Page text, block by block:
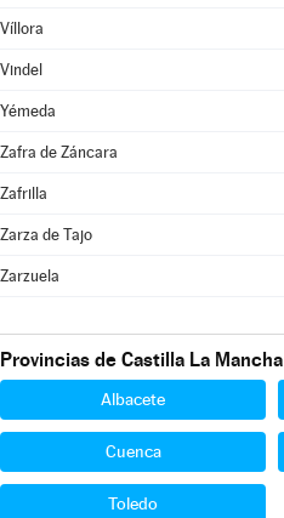
Víllora
Vindel
Yémeda
Zafra de Záncara
Zafrilla
Zarza de Tajo
Zarzuela
Provincias de Castilla La Mancha
Albacete
Cuenca
Toledo